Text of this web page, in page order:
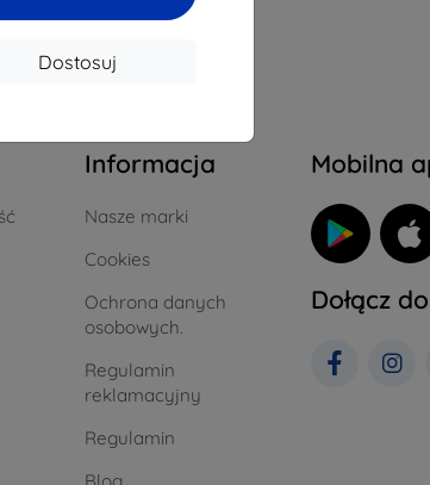
Dostosuj
Informacja
Nasze marki
Cookies
Ochrona danych
osobowych.
Regulamin
reklamacyjny
Regulamin
Mobilna
Dołącz